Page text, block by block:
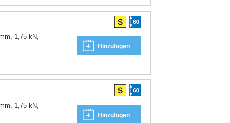
1,75 kN,
Hinzufügen
1,75 kN,
Hinzufügen